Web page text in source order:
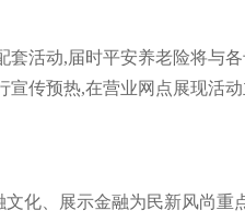
活动,届时平安养老险将与
传预热,在营业网点展现活
化、展示金融为民新风尚重